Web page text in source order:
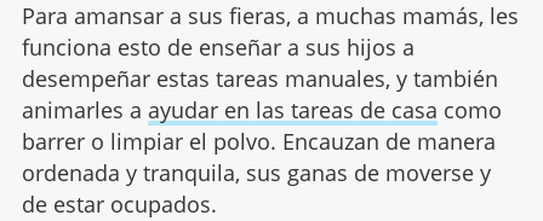
Para amansar a sus fieras, a muchas mamás, les
funciona esto de enseñar a sus hijos a
desempeñar estas tareas manuales, y también
animarles a ayudar en las tareas de casa como
barrer o limpiar el polvo. Encauzan de manera
ordenada y tranquila, sus ganas de moverse y
de estar ocupados.